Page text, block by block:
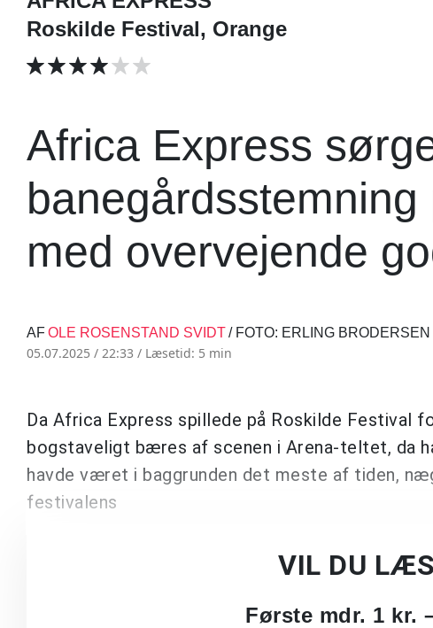
Roskilde Festival, Orange
Africa Express
med overvejende
AFOLE ROSENSTAND SVIDT/ FOTO: ERLING BRODERSEN
05.07.2025 / 22:33 / Læsetid: 5 min
Da Africa Express spillede på Roskilde Festival
bogstaveligt bæres af scenen i Arena-teltet, da
havde været i baggrunden det meste af tiden,
festivalens
VIL DU
Første mdr. 1 kr.